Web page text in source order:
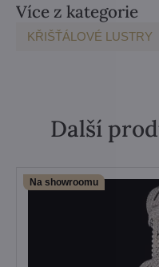
Více z kategorie
KŘIŠŤÁLOVÉ LUSTRY
Další
Na showroomu